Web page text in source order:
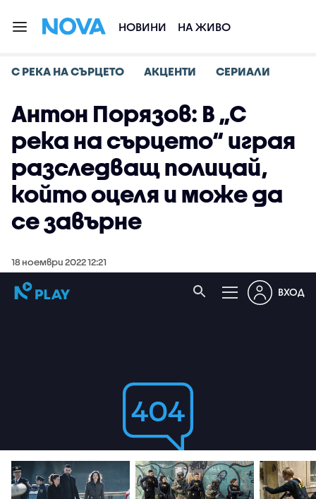
НОВИНИ НА ЖИВО
С РЕКА НА СЪРЦЕТО АКЦЕНТИ СЕРИАЛИ
Антон Порязов: В „С
река на сърцето“ играя
разследващ полицай,
който оцеля и може да
се завърне
18 ноември 2022 12:21